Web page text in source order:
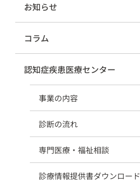
お知らせ
コラム
認知症疾患医療センター
事業の内容
診断の流れ
専門医療・福祉相談
診療情報提供書ダウンロード